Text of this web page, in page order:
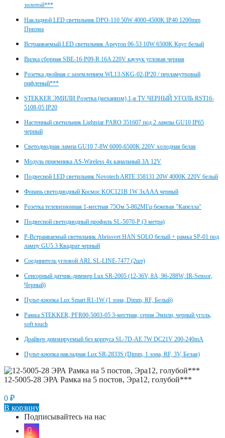
золотой***
Накладной LED светильник DPO-110 50W 4000-4500K IP40 1200mm
Призма
Встраиваемый LED светильник Apeyron 06-53 10W 6500K Круг белый
Вилка сборная SBE-16-P09-R 16A 220V каучук угловая черная
Розетка двойная с заземлением WL13-SKG-02-IP20 / перламутровый
рифленый***
STEKKER ЭМИЛИ Розетка (механизм) 1-я TV ЧЕРНЫЙ УГОЛЬ RST16-
5108-05 IP20
Настенный светильник Lightstar PARO 351607 под 2 лампы GU10 IP65
черный
Светодиодная лампа GU10 7-8W 6000-6500K 220V холодная белая
Модуль приемника AS-Wireless 4х канальный 3А 12V
Подвесной LED светильник Novotech ARTE 358131 20W 4000K 220V белый
Фонарь светодиодный Космос KOC121B 1W 3xAAA черный
Розетка телевизионная 1-местная 75Ом 5-862МГц бежевая "Капелла"
Подвесной светодиодный профиль SL-5070-P (3 метра)
Р-Встраиваемый светильник Abrissvet HAN SOLO белый + рамка SP-01 под
лампу GU5.3 Квадрат черный
Соединитель угловой ARL SL-LINE-7477 (2шт)
Сенсорный датчик-диммер Lux SR-2005 (12-36V, 8A, 96-288W, IR-Sensor,
Черный)
Пульт-кнопка Lux Smart R1-1W (1 зона, Dimm, RF, Белый)
Рамка STEKKER, PFR00-5003-05 3-местная, серия Эмили, черный уголь,
soft touch
Драйвер диммируемый без корпуса SL-7D-AE 7W DC21V 200-240mA
Пульт-кнопка накладная Lux SR-2833S (Dimm, 1 зона, RF, 3V, Белая)
12-5005-28 ЭРА Рамка на 5 постов, Эра12, голубой***
0 ₽
В корзину
Подписывайтесь на нас